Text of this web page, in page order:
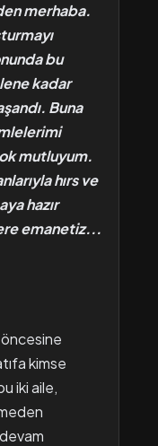
merhaba.
bu
kadar
Buna
mutluyum.
hırs ve
hazır
emanetiz...
kimse
iki aile,